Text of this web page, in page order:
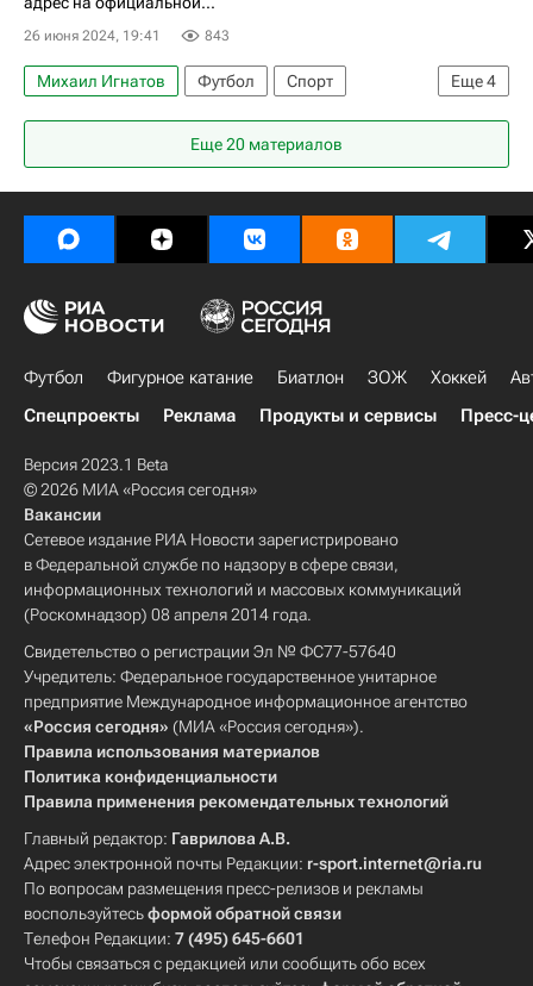
26 июня 2024, 19:41 843
Еще4
Михаил Игнатов Футбол
Спорт
Россия
Спартак Москва
Игорь Лещук
Еще 20 материалов
Футбол Фигурное катание Биатлон ЗОЖ Хоккей
Спецпроекты
Реклама Продукты и сервисы Пресс-
Версия 2023.1 Beta
© 2026 МИА «Россия сегодня»
Вакансии
Сетевое издание РИА Новости зарегистрировано
в Федеральной службе по надзору в сфере связи,
информационных технологий и массовых коммуникаций
(Роскомнадзор) 08 апреля 2014 года.
Свидетельство о регистрации Эл № ФС77-57640
Учредитель: Федеральное государственное унитарное
предприятие Международное информационное агентство
«Россия сегодня» (МИА «Россия сегодня»).
Правила использования материалов
Политика конфиденциальности
Правила применения рекомендательных технологий
Главный редактор: Гаврилова А.В.
Адрес электронной почты Редакции: r-sport.internet@ria.ru
По вопросам размещения пресс-релизов и рекламы
воспользуйтесьформой обратной связи
Телефон Редакции: 7 (495) 645-6601
Чтобы связаться с редакцией или сообщить обо всех